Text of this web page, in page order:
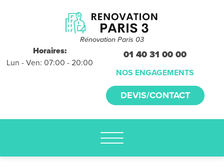
Rénovation Paris 03
Horaires:
Lun - Ven: 07:00 - 20:00
01 40 31 00 00
NOS ENGAGEMENTS
DEVIS/CONTACT
déplacements
gratuitssans
engagement
appelez-nous :
01.40.31.00.00